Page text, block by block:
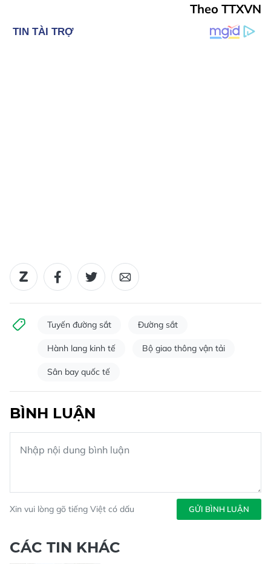
Theo TTXVN
Tuyến đường sắt Đường sắt
Hành lang kinh tế Bộ giao thông vận tải
Sân bay quốc tế
BÌNH LUẬN
Xin vui lòng gõ tiếng Việt có dấu GỬI BÌNH LUẬN
CÁC TIN KHÁC